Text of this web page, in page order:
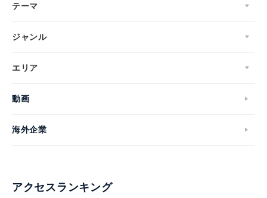
テーマ
ジャンル
エリア
動画
海外企業
アクセスランキング